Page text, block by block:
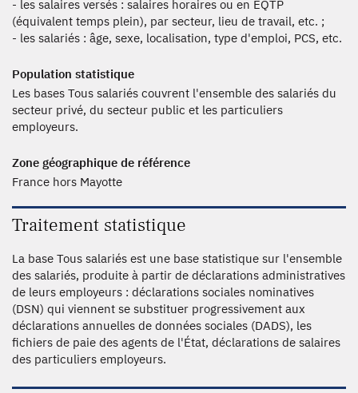
- les salaires versés : salaires horaires ou en EQTP
(équivalent temps plein), par secteur, lieu de travail, etc. ;
- les salariés : âge, sexe, localisation, type d'emploi, PCS, etc.
Population statistique
Les bases Tous salariés couvrent l'ensemble des salariés du
secteur privé, du secteur public et les particuliers
employeurs.
Zone géographique de référence
France hors Mayotte
Traitement statistique
La base Tous salariés est une base statistique sur l'ensemble
des salariés, produite à partir de déclarations administratives
de leurs employeurs : déclarations sociales nominatives
(DSN) qui viennent se substituer progressivement aux
déclarations annuelles de données sociales (DADS), les
fichiers de paie des agents de l'État, déclarations de salaires
des particuliers employeurs.